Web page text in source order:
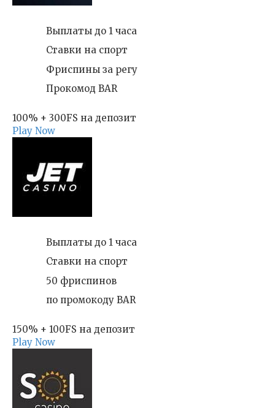
Выплаты до 1 часа
Ставки на спорт
Фриспины за регу
Прокомод BAR
100% + 300FS на депозит
Play Now
Выплаты до 1 часа
Ставки на спорт
50 фриспинов
по промокоду BAR
150% + 100FS на депозит
Play Now